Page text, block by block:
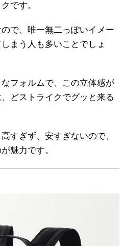
です。
で、唯一無二っぽいイメー
まう人も多いことでしょ
フォルムで、この立体感が
どストライクでグッと来る
すぎず、安すぎないので、
魅力です。